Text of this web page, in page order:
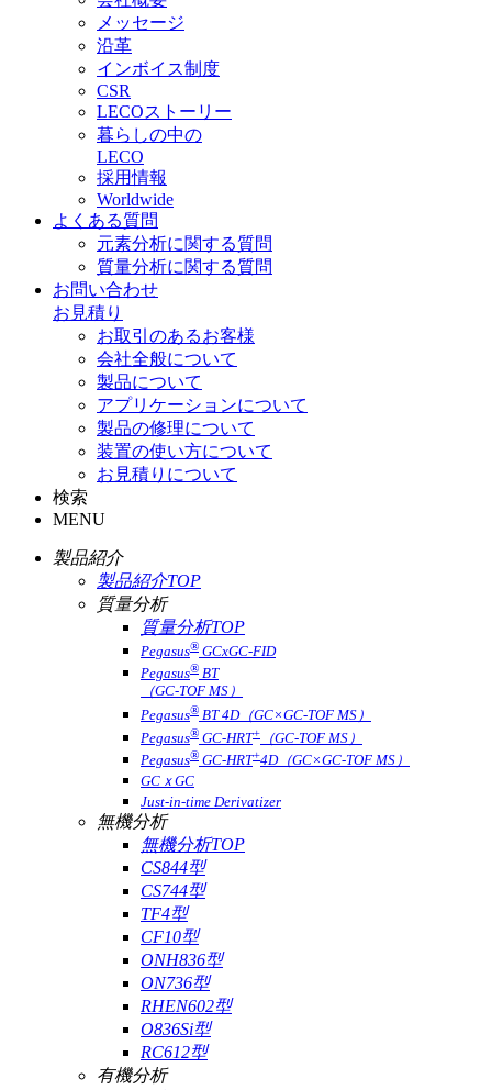
メッセージ
沿革
インボイス制度
CSR
LECOストーリー
暮らしの中の
LECO
採用情報
Worldwide
よくある質問
元素分析に関する質問
質量分析に関する質問
お問い合わせ
お見積り
お取引のあるお客様
会社全般について
製品について
アプリケーションについて
製品の修理について
装置の使い方について
お見積りについて
検索
MENU
製品紹介
製品紹介TOP
質量分析
質量分析TOP
Pegasus® GCxGC-FID
Pegasus® BT
（GC-TOF MS）
Pegasus® BT 4D（GC×GC-TOF MS）
Pegasus® GC-HRT+
（GC-TOF MS）
Pegasus® GC-HRT+4D（GC×GC-TOF MS）
GCｘGC
Just-in-time Derivatizer
無機分析
無機分析TOP
CS844型
CS744型
TF4型
CF10型
ONH836型
ON736型
RHEN602型
O836Si型
RC612型
有機分析